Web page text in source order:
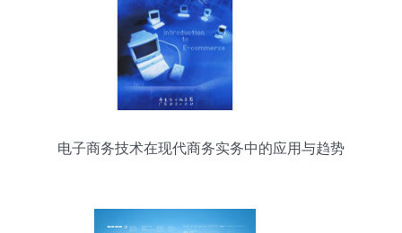
电子商务技术在现代商务实务中的应用与趋势